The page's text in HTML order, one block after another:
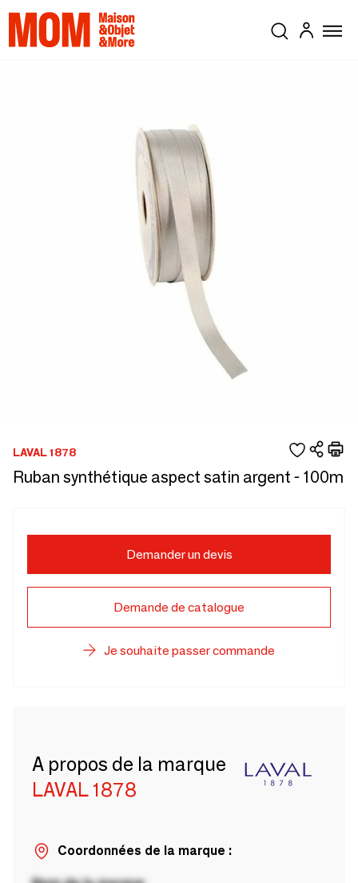
LAVAL 1878
Ruban synthétique aspect satin argent - 100m
Demander un devis
Demande de catalogue
Je souhaite passer commande
A propos de la marque
LAVAL 1878
Coordonnées de la marque :